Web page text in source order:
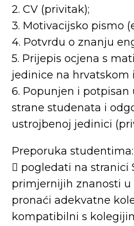
2. CV (privitak);
3. Motivacijsko pismo
4. Potvrdu o znanju
5. Prijepis ocjena s
jedinice na hrvatskom
6. Popunjen i potpisan
strane studenata i
ustrojbenoj jedinici
Preporuka studentima:
 pogledati na stranici
primjernijih znanosti u
pronaći adekvatne
kompatibilni s